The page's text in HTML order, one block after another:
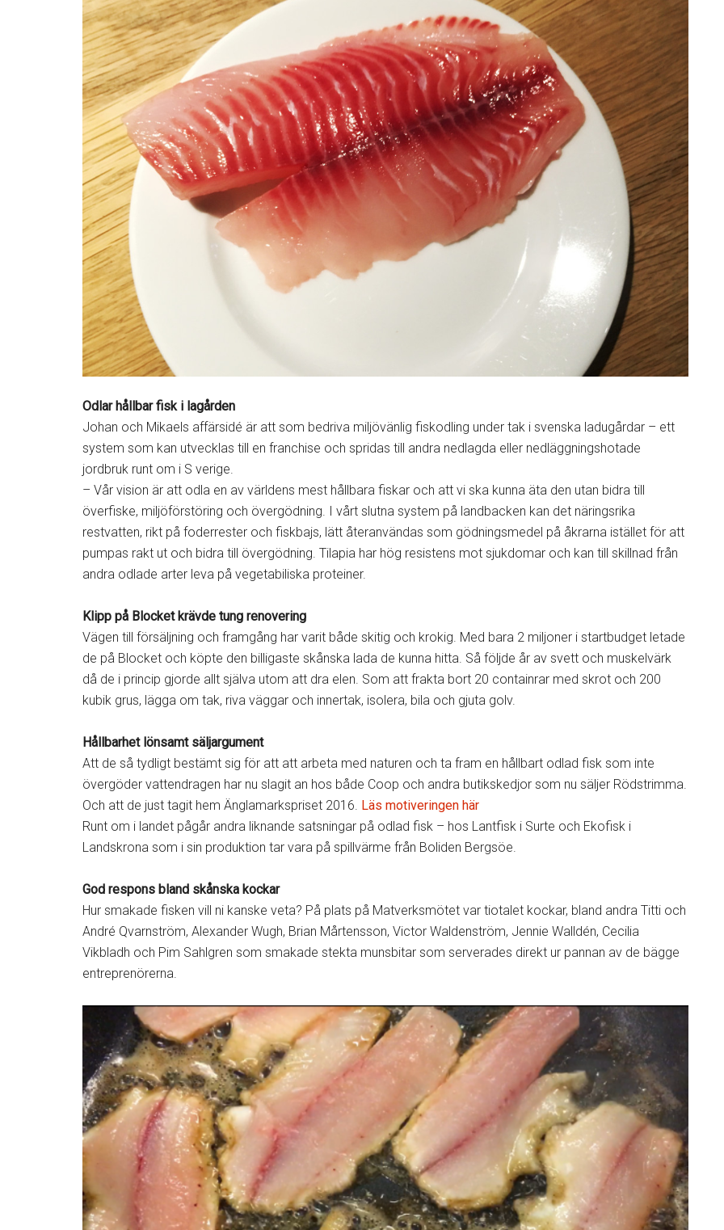
Odlar hållbar fisk i lagården
Johan och Mikaels affärsidé är att som bedriva miljövänlig fiskodling under tak i svenska ladugårdar – ett
system som kan utvecklas till en franchise och spridas till andra nedlagda eller nedläggningshotade
jordbruk runt om i S verige.
– Vår vision är att odla en av världens mest hållbara fiskar och att vi ska kunna äta den utan bidra till
överfiske, miljöförstöring och övergödning. I vårt slutna system på landbacken kan det näringsrika
restvatten, rikt på foderrester och fiskbajs, lätt återanvändas som gödningsmedel på åkrarna istället för att
pumpas rakt ut och bidra till övergödning. Tilapia har hög resistens mot sjukdomar och kan till skillnad från
andra odlade arter leva på vegetabiliska proteiner.
Klipp på Blocket krävde tung renovering
Vägen till försäljning och framgång har varit både skitig och krokig. Med bara 2 miljoner i startbudget letade
de på Blocket och köpte den billigaste skånska lada de kunna hitta. Så följde år av svett och muskelvärk
då de i princip gjorde allt själva utom att dra elen. Som att frakta bort 20 containrar med skrot och 200
kubik grus, lägga om tak, riva väggar och innertak, isolera, bila och gjuta golv.
Hållbarhet lönsamt säljargument
Att de så tydligt bestämt sig för att att arbeta med naturen och ta fram en hållbart odlad fisk som inte
övergöder vattendragen har nu slagit an hos både Coop och andra butikskedjor som nu säljer Rödstrimma.
Och att de just tagit hem Änglamarkspriset 2016. Läs motiveringen här
Runt om i landet pågår andra liknande satsningar på odlad fisk – hos Lantfisk i Surte och Ekofisk i
Landskrona som i sin produktion tar vara på spillvärme från Boliden Bergsöe.
God respons bland skånska kockar
Hur smakade fisken vill ni kanske veta? På plats på Matverksmötet var tiotalet kockar, bland andra Titti och
André Qvarnström, Alexander Wugh, Brian Mårtensson, Victor Waldenström, Jennie Walldén, Cecilia
Vikbladh och Pim Sahlgren som smakade stekta munsbitar som serverades direkt ur pannan av de bägge
entreprenörerna.